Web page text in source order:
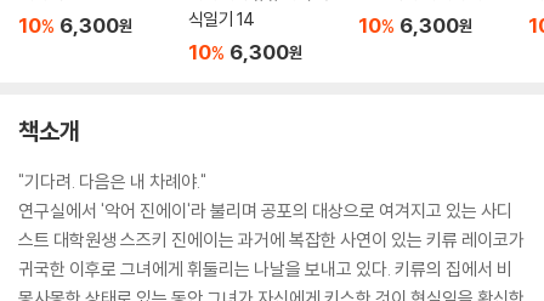
10% 6,300원
식일기 14
10% 6,300원
10% 6,300원
책소개
"기다려. 다음은 내 차례야."
연구실에서 '악어 진에이'라 불리며 공포의 대상으로 여겨지고 있는 사디
스트 대학원생 스즈키 진에이는 과거에 복잡한 사연이 있는 키류 레이코가
귀국한 이후로 그녀에게 휘둘리는 나날을 보내고 있다. 키류의 집에서 비